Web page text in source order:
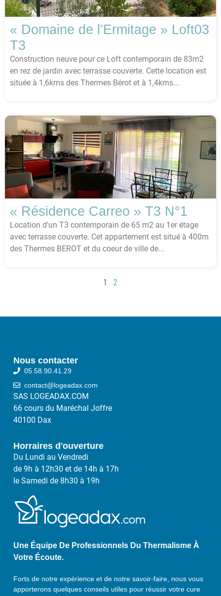
« Domaine de l’Ermitage » Loft03
T3
Construction neuve pour ce Loft contemporain de 83m2
en rez de jardin avec terrasse couverte. Cette location est
située à 1,6kms des Thermes Bérot et à 1,4kms...
« Résidence Carreo » T3 N°1
Location d'un T3 contemporain de 65 m2 au 1er étage
avec terrasse couverte. Cet appartement est situé à 400m
des Thermes BEROT et du coeur de ville de...
1 2
Une Équipe De Professionnels Du Thermalisme À
Votre Écoute.
Forts de notre expérience et de notre savoir-faire, nous vous
apporterons quelques conseils utiles pour réussir votre cure
Nous contacter
05.58.90.41.29
contact@logeadax.com
SAS LOGEADAX.COM
66 cours du Maréchal Joffre
40100 Dax
Horraires d'ouverture
Du Lundi au Vendredi
de 9h à 12h30 et de 14h à 17h
le Samedi de 8h30 à 19h